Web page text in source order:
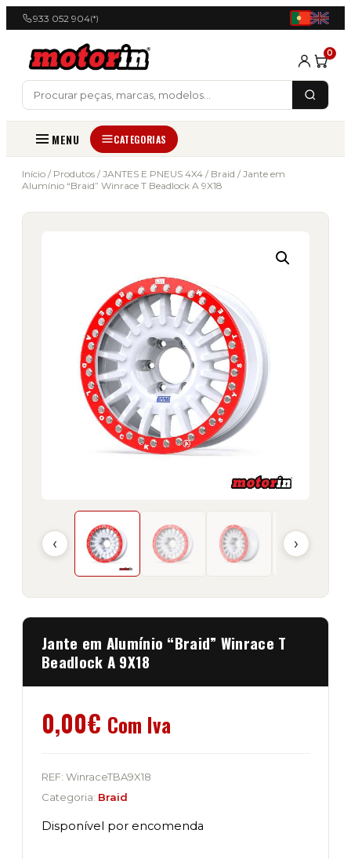
933 052 904(*)
0
MENU CATEGORIAS
Início / Produtos / JANTES E PNEUS 4X4 / Braid / Jante em
Alumínio “Braid” Winrace T Beadlock A 9X18
‹ ›
Jante em Alumínio “Braid” Winrace T
Beadlock A 9X18
0,00€ Com Iva
REF: WinraceTBA9X18
Categoria: Braid
Disponível por encomenda